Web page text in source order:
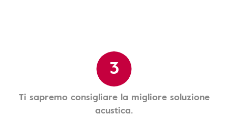
3
Ti sapremo consigliare la migliore soluzione
acustica.